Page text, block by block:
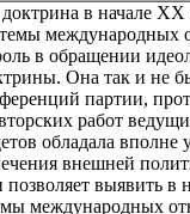
в начале XX
международных
в обращении
Она так и не
партии,
работ
обладала
внешней
выявить
международных